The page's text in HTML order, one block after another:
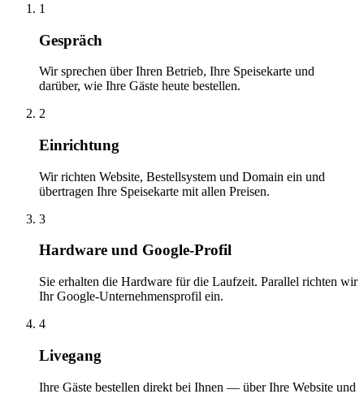
1
Gespräch
Wir sprechen über Ihren Betrieb, Ihre Speisekarte und
darüber, wie Ihre Gäste heute bestellen.
2
Einrichtung
Wir richten Website, Bestellsystem und Domain ein und
übertragen Ihre Speisekarte mit allen Preisen.
3
Hardware und Google-Profil
Sie erhalten die Hardware für die Laufzeit. Parallel richten wir
Ihr Google-Unternehmensprofil ein.
4
Livegang
Ihre Gäste bestellen direkt bei Ihnen — über Ihre Website und